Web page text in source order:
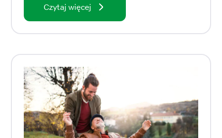
Czytaj więcej